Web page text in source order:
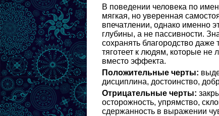
В поведении человека по
мягкая, но уверенная
впечатлении, однако именно
глубины, а не пассивности.
сохранять благородство даже
тяготеет к людям, которые не
вместо эффекта.
Положительные черты:
дисциплина, достоинство,
Отрицательные черты:
осторожность, упрямство,
сдержанность в выражении